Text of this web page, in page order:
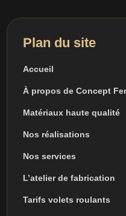
Plan du site
Accueil
À propos de Concept
Matériaux haute qualité
Nos réalisations
Nos services
L’atelier de fabrication
Tarifs volets roulants